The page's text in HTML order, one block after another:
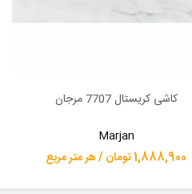
بیشتر
کاشی کریستال 7707 مرجان
Marjan
1,888,900 تومان / هر متر مربع